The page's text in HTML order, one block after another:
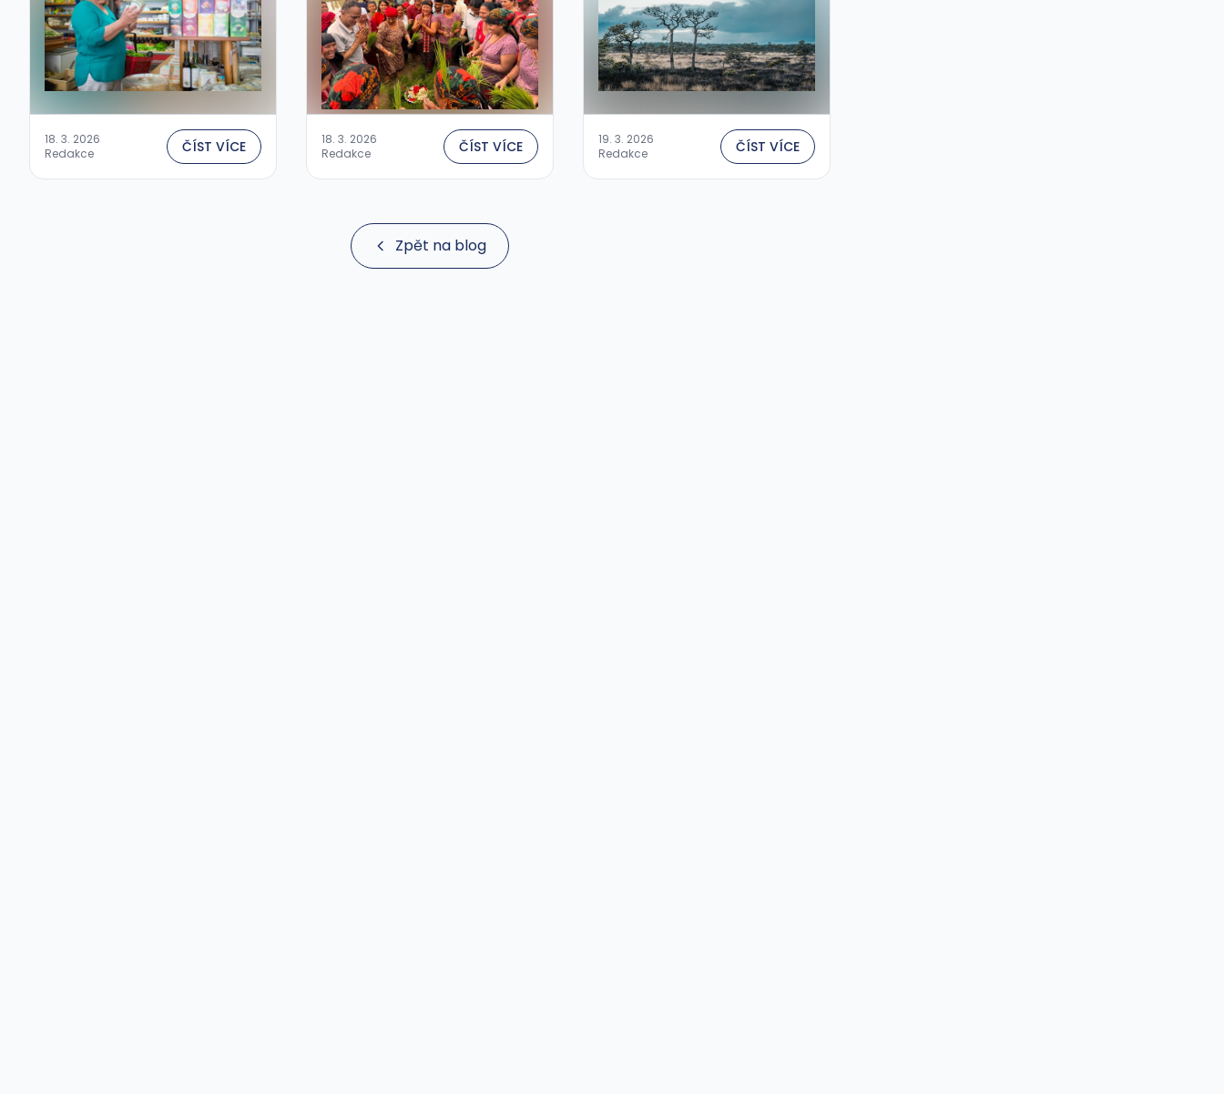
18. 3. 2026
Redakce
ČÍST VÍCE
18. 3. 2026
Redakce
ČÍST VÍCE
19. 3. 2026
Redakce
ČÍST VÍCE
Zpět na blog